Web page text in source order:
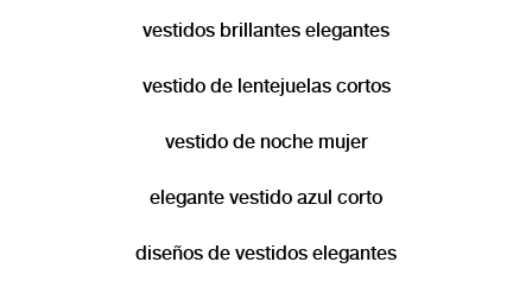
siempre podrás sentirte tú misma.vestidos brillantes elegantes
vestido de lentejuelas cortos
vestido de noche mujer
elegante vestido azul corto
diseños de vestidos elegantes